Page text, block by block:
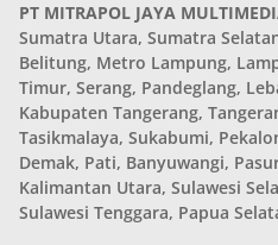
PT MITRAPOL JAYA
Sumatra Utara, Sumatra
Belitung, Metro Lampung,
Timur, Serang, Pandeglang,
Kabupaten Tangerang,
Tasikmalaya, Sukabumi,
Demak, Pati, Banyuwangi,
Kalimantan Utara, Sulawesi
Sulawesi Tenggara, Papua